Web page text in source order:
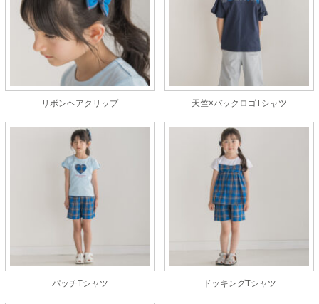
リボンヘアクリップ 天竺×バックロゴTシャツ
パッチTシャツ ドッキングTシャツ